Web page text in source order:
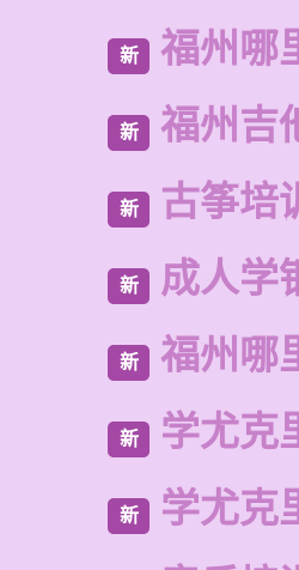
新 福州哪
新 福州吉
新 古筝培
新 成人学
新 福州哪
新 学尤克
新 学尤克